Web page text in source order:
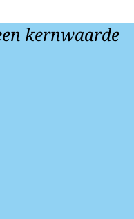
kernwaarde